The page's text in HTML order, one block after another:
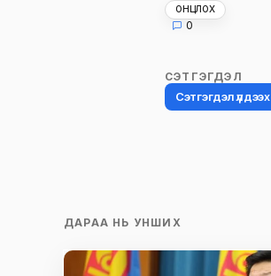
ОНЦЛОХ
0
СЭТГЭГДЭЛ
Сэтгэгдэл үлдээх
Name*
ДАРАА НЬ УНШИХ